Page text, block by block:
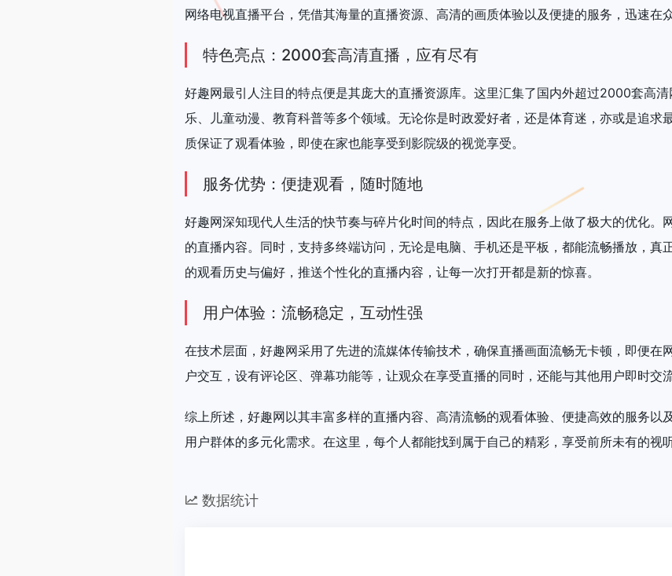
网络电视直播平台，凭借其海量的直播资源、高清的画质体验以及便捷的服务，迅速在
特色亮点：2000套高清直播，应有尽有
好趣网最引人注目的特点便是其庞大的直播资源库。这里汇集了国内外超过2000套高
乐、儿童动漫、教育科普等多个领域。无论你是时政爱好者，还是体育迷，亦或是追
质保证了观看体验，即使在家也能享受到影院级的视觉享受。
服务优势：便捷观看，随时随地
好趣网深知现代人生活的快节奏与碎片化时间的特点，因此在服务上做了极大的优化
的直播内容。同时，支持多终端访问，无论是电脑、手机还是平板，都能流畅播放，
的观看历史与偏好，推送个性化的直播内容，让每一次打开都是新的惊喜。
用户体验：流畅稳定，互动性强
在技术层面，好趣网采用了先进的流媒体传输技术，确保直播画面流畅无卡顿，即便
户交互，设有评论区、弹幕功能等，让观众在享受直播的同时，还能与其他用户即时交
综上所述，好趣网以其丰富多样的直播内容、高清流畅的观看体验、便捷高效的服务
用户群体的多元化需求。在这里，每个人都能找到属于自己的精彩，享受前所未有的视听
数据统计